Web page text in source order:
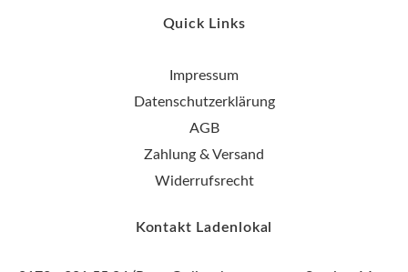
Quick Links
Impressum
Datenschutzerklärung
AGB
Zahlung & Versand
Widerrufsrecht
Kontakt Ladenlokal